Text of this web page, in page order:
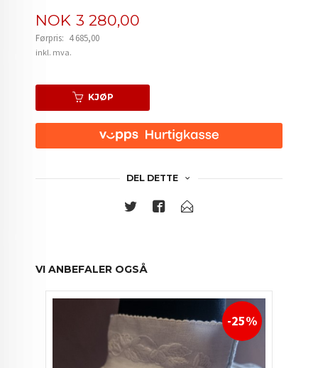
Tilbud
NOK 3 280,00
Førpris: 4 685,00
Rabatt
inkl. mva.
KJØP
DEL DETTE
VI ANBEFALER OGSÅ
-25%